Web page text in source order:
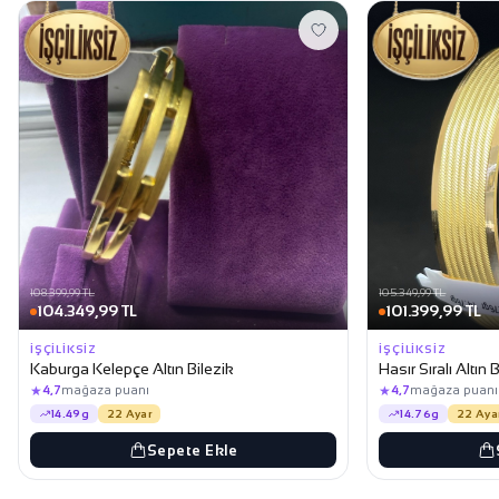
108.399,99 TL
104.349,99 TL
İŞÇILIKSIZ
Kaburga Kelepçe Altın Bilezik
★4,7mağaza puanı
14.49g 22 Ayar
Sepete Ekle
105.349,99 TL
101.399,99 TL
İŞÇILIKSIZ
Hasır Sıralı Altın
★4,7mağaza puanı
14.76g 22